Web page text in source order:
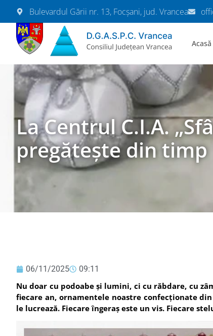
Bulevardul Gării nr. 13, Focșani, jud. Vrancea
Acasă
La Centrul C.I.A.
pregătește din timp
06/11/2025 09:11
Nu doar cu podoabe și lumini, ci cu răbdare, cu
fiecare an, ornamentele noastre confecționate
le lucrează. Fiecare îngeraș este un vis. Fiecare